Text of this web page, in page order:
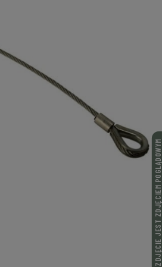
ZDJĘCIE JEST ZDJĘCIEM POGLĄDOWYM